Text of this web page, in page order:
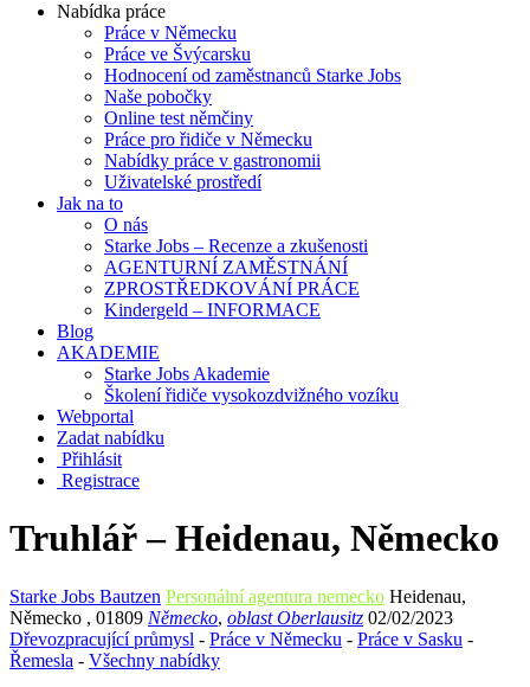
Nabídka práce
Práce v Německu
Práce ve Švýcarsku
Hodnocení od zaměstnanců Starke Jobs
Naše pobočky
Online test němčiny
Práce pro řidiče v Německu
Nabídky práce v gastronomii
Uživatelské prostředí
Jak na to
O nás
Starke Jobs – Recenze a zkušenosti
AGENTURNÍ ZAMĚSTNÁNÍ
ZPROSTŘEDKOVÁNÍ PRÁCE
Kindergeld – INFORMACE
Blog
AKADEMIE
Starke Jobs Akademie
Školení řidiče vysokozdvižného vozíku
Webportal
Zadat nabídku
Přihlásit
Registrace
Truhlář – Heidenau, Německo
Starke Jobs Bautzen Personální agentura nemecko Heidenau,
Německo , 01809 Německo, oblast Oberlausitz 02/02/2023
Dřevozpracující průmysl - Práce v Německu - Práce v Sasku -
Řemesla - Všechny nabídky